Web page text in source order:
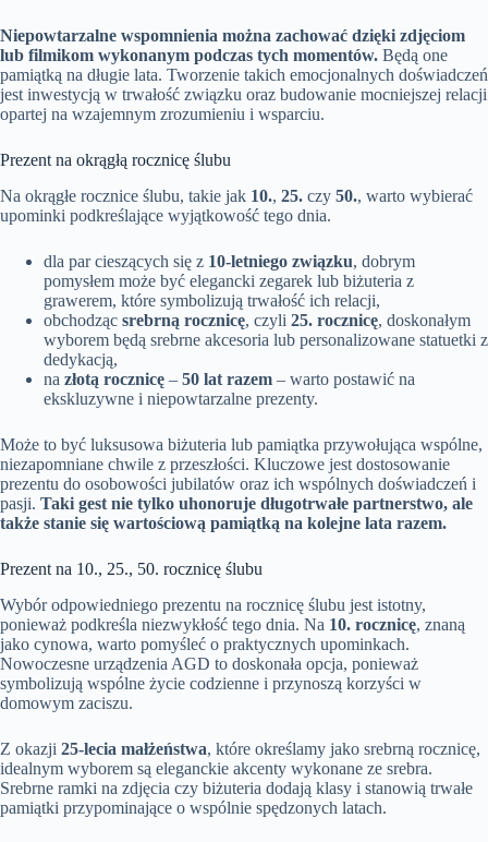
Niepowtarzalne wspomnienia można zachować dzięki zdjęciom
lub filmikom wykonanym podczas tych momentów. Będą one
pamiątką na długie lata. Tworzenie takich emocjonalnych doświadczeń
jest inwestycją w trwałość związku oraz budowanie mocniejszej relacji
opartej na wzajemnym zrozumieniu i wsparciu.
Prezent na okrągłą rocznicę ślubu
Na okrągłe rocznice ślubu, takie jak 10., 25. czy 50., warto wybierać
upominki podkreślające wyjątkowość tego dnia.
dla par cieszących się z 10-letniego związku, dobrym
pomysłem może być elegancki zegarek lub biżuteria z
grawerem, które symbolizują trwałość ich relacji,
obchodząc srebrną rocznicę, czyli 25. rocznicę, doskonałym
wyborem będą srebrne akcesoria lub personalizowane statuetki z
dedykacją,
na złotą rocznicę – 50 lat razem – warto postawić na
ekskluzywne i niepowtarzalne prezenty.
Może to być luksusowa biżuteria lub pamiątka przywołująca wspólne,
niezapomniane chwile z przeszłości. Kluczowe jest dostosowanie
prezentu do osobowości jubilatów oraz ich wspólnych doświadczeń i
pasji. Taki gest nie tylko uhonoruje długotrwałe partnerstwo, ale
także stanie się wartościową pamiątką na kolejne lata razem.
Prezent na 10., 25., 50. rocznicę ślubu
Wybór odpowiedniego prezentu na rocznicę ślubu jest istotny,
ponieważ podkreśla niezwykłość tego dnia. Na 10. rocznicę, znaną
jako cynowa, warto pomyśleć o praktycznych upominkach.
Nowoczesne urządzenia AGD to doskonała opcja, ponieważ
symbolizują wspólne życie codzienne i przynoszą korzyści w
domowym zaciszu.
Z okazji 25-lecia małżeństwa, które określamy jako srebrną rocznicę,
idealnym wyborem są eleganckie akcenty wykonane ze srebra.
Srebrne ramki na zdjęcia czy biżuteria dodają klasy i stanowią trwałe
pamiątki przypominające o wspólnie spędzonych latach.